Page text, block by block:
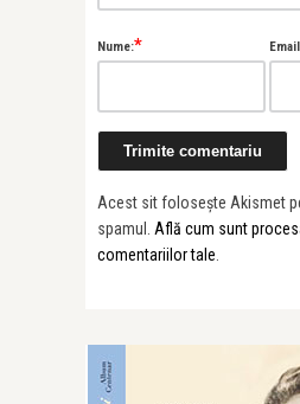
Nume:*
Acest sit folosește Akismet
spamul. Află cum sunt
comentariilor tale